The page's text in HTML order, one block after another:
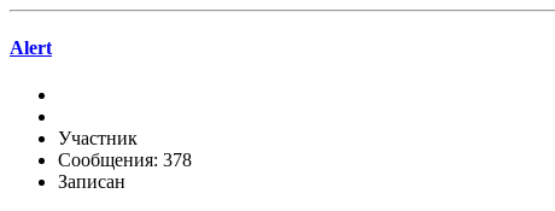
Alert
Участник
Сообщения: 378
Записан